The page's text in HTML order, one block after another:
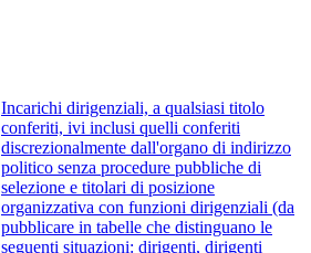
Incarichi dirigenziali, a qualsiasi titolo
conferiti, ivi inclusi quelli conferiti
discrezionalmente dall'organo di indirizzo
politico senza procedure pubbliche di
selezione e titolari di posizione
organizzativa con funzioni dirigenziali (da
pubblicare in tabelle che distinguano le
seguenti situazioni: dirigenti, dirigenti